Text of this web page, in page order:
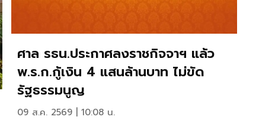
ศาล รธน.ประกาศลงราชกิจจาฯ แล้ว
พ.ร.ก.กู้เงิน 4 แสนล้านบาท ไม่ขัด
รัฐธรรมนูญ
09 ส.ค. 2569 | 10:08 น.